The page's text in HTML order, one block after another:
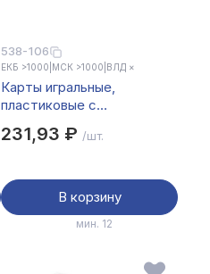
538-106
ЕКБ >1000 МСК >1000 ВЛД ×
Карты игральные,
пластиковые с
карты, 2 цвета
231,93 ₽ /шт.
В корзину
мин. 12